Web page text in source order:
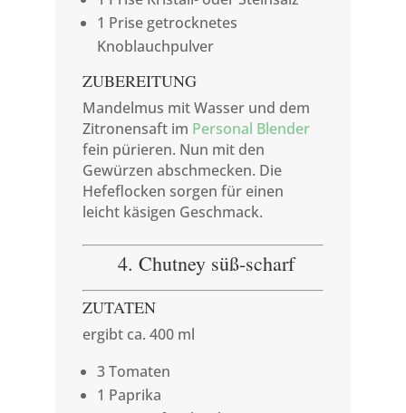
1 Prise getrocknetes
Knoblauchpulver
ZUBEREITUNG
Mandelmus mit Wasser und dem
Zitronensaft im Personal Blender
fein pürieren. Nun mit den
Gewürzen abschmecken. Die
Hefeflocken sorgen für einen
leicht käsigen Geschmack.
4. Chutney süß-scharf
ZUTATEN
ergibt ca. 400 ml
3 Tomaten
1 Paprika